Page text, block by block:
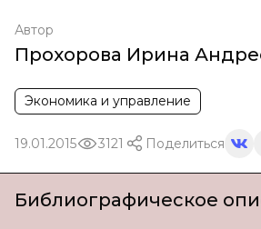
Автор
Прохорова Ирина
Экономика и управление
19.01.2015 3121 Поделиться
Библиографическое